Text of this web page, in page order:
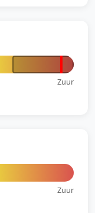
Zuur
Zuur